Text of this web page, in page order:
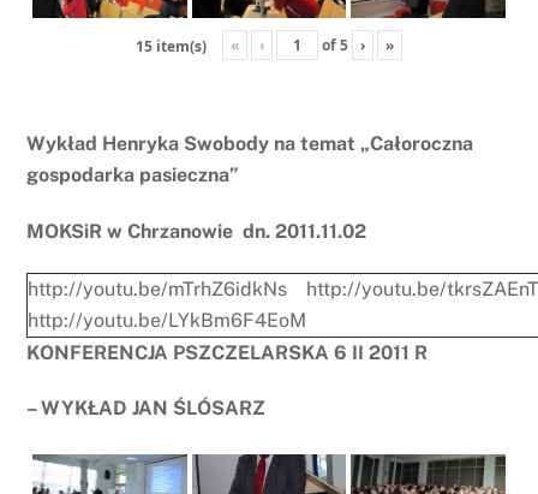
15 item(s) « ‹ of5 › »
Wykład Henryka Swobody na temat „Całoroczna
gospodarka pasieczna”
MOKSiR w Chrzanowie dn. 2011.11.02
http://youtu.be/mTrhZ6idkNs
http://youtu.be/
http://youtu.be/LYkBm6F4EoM
KONFERENCJA PSZCZELARSKA 6 II 2011 R
– WYKŁAD JAN ŚLÓSARZ